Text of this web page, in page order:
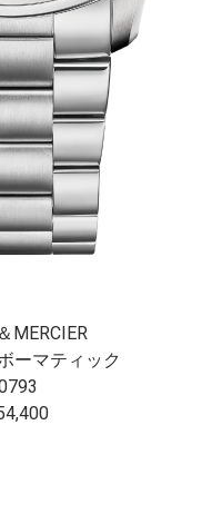
MERCIER
ーマティック